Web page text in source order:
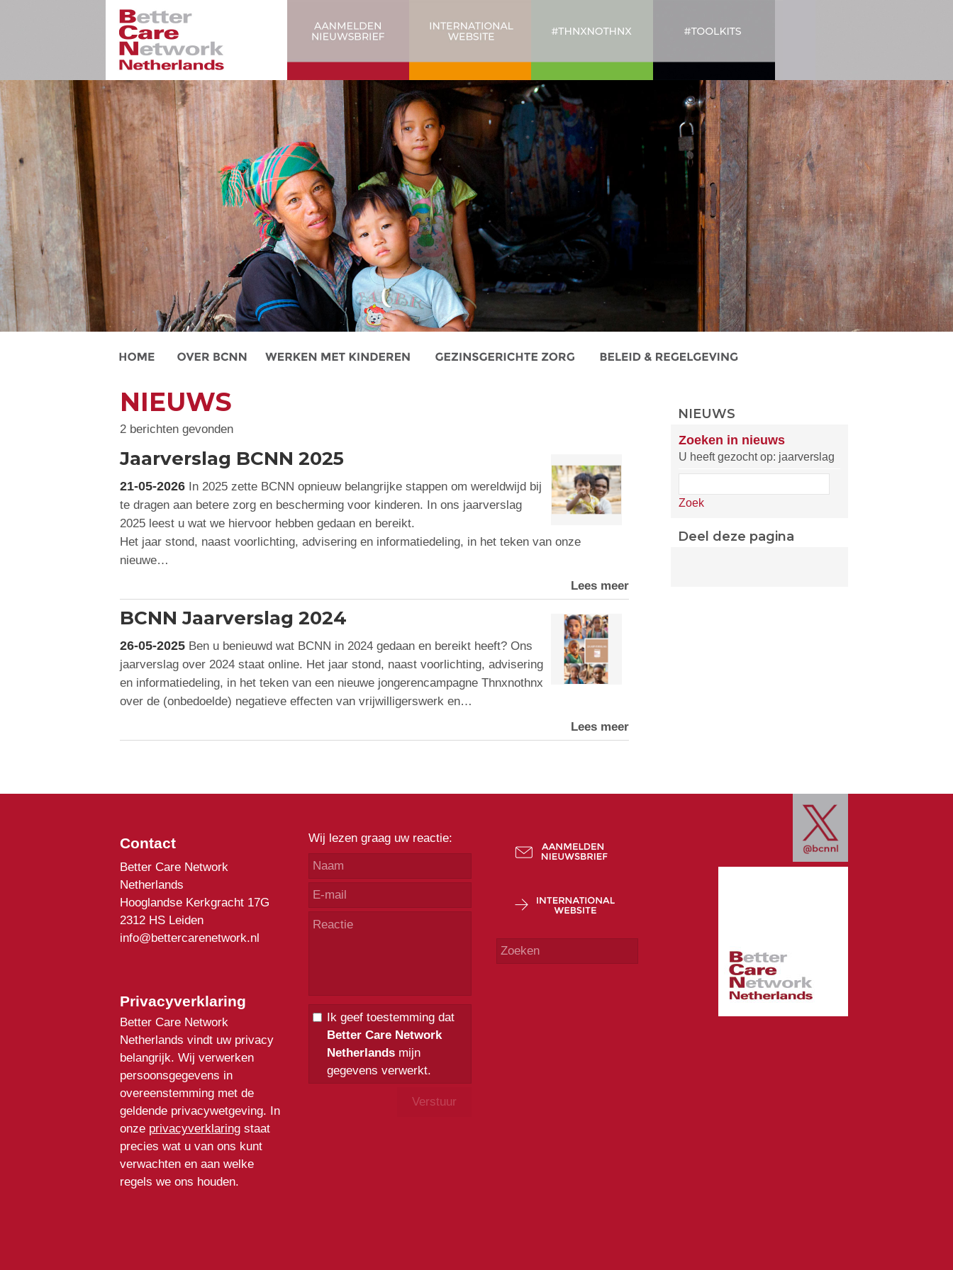
NIEUWS
2 berichten gevonden
Jaarverslag BCNN 2025
21-05-2026In 2025 zette BCNN opnieuw belangrijke stappen om wereldwijd bij
te dragen aan betere zorg en bescherming voor kinderen. In ons jaarverslag
2025 leest u wat we hiervoor hebben gedaan en bereikt.
Het jaar stond, naast voorlichting, advisering en informatiedeling, in het teken van onze
nieuwe…
Lees meer
BCNN Jaarverslag 2024
26-05-2025Ben u benieuwd wat BCNN in 2024 gedaan en bereikt heeft? Ons
jaarverslag over 2024 staat online. Het jaar stond, naast voorlichting, advisering
en informatiedeling, in het teken van een nieuwe jongerencampagne Thnxnothnx
over de (onbedoelde) negatieve effecten van vrijwilligerswerk en…
Lees meer
NIEUWS
Zoeken in nieuws
U heeft gezocht op: jaarverslag
Zoek
Deel deze pagina
Contact
Better Care Network
Netherlands
Hooglandse Kerkgracht 17G
2312 HS Leiden
info@bettercarenetwork.nl
Privacyverklaring
Better Care Network
Netherlands vindt uw privacy
belangrijk. Wij verwerken
persoonsgegevens in
overeenstemming met de
geldende privacywetgeving. In
onze privacyverklaringstaat
precies wat u van ons kunt
verwachten en aan welke
regels we ons houden.
Wij lezen graag uw reactie:
Ik geef toestemming dat
Better Care Network
Netherlandsmijn
gegevens verwerkt.